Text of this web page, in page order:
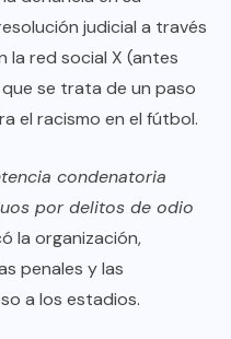
judicial a través
la red social X (antes
se trata de un paso
el racismo en el fútbol.
condenatoria
por delitos de odio
la organización,
penales y las
a los estadios.